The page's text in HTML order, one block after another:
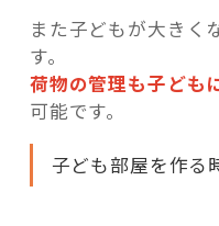
また子どもが大きく
す。
荷物の管理も子ども
可能です。
子ども部屋を作る